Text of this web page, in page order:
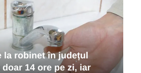
la robinet în județul
14 ore pe zi, iar